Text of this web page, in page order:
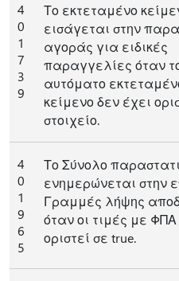
4
0
1
7
3
9
Το εκτεταμένο
εισάγεται στην
αγοράς για ειδικές
παραγγελίες όταν
αυτόματο
κείμενο δεν έχει
στοιχείο.
4
0
1
9
6
5
Το Σύνολο
ενημερώνεται στην
Γραμμές λήψης
όταν οι τιμές με
οριστεί σε true.